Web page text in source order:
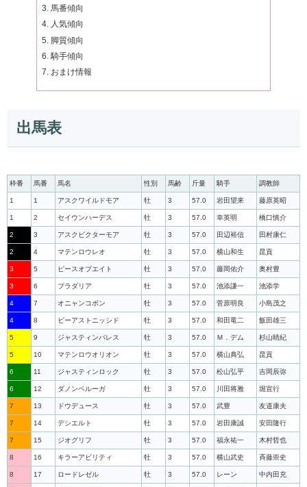
馬番傾向
人気傾向
脚質傾向
騎手傾向
おまけ情報
出馬表
枠番 馬番 馬名 性別 馬齢 斤量 騎手 調教師
1 1 アスクワイルドモア 牡 3 57.0 岩田望来 藤原英昭
1 2 セイウンハーデス 牡 3 57.0 幸英明 橋口慎介
2 3 アスクビクターモア 牡 3 57.0 田辺裕信 田村康仁
2 4 マテンロウレオ 牡 3 57.0 横山和生 昆貢
3 5 ピースオブエイト 牡 3 57.0 藤岡佑介 奥村豊
3 6 プラダリア 牡 3 57.0 池添謙一 池添学
4 7 オニャンコポン 牡 3 57.0 菅原明良 小島茂之
4 8 ビーアストニッシド 牡 3 57.0 和田竜二 飯田雄三
5 9 ジャスティンパレス 牡 3 57.0 Ｍ．デム 杉山晴紀
5 10 マテンロウオリオン 牡 3 57.0 横山典弘 昆貢
6 11 ジャスティンロック 牡 3 57.0 松山弘平 吉岡辰弥
6 12 ダノンベルーガ 牡 3 57.0 川田将雅 堀宣行
7 13 ドウデュース 牡 3 57.0 武豊 友道康夫
7 14 デシエルト 牡 3 57.0 岩田康誠 安田隆行
7 15 ジオグリフ 牡 3 57.0 福永祐一 木村哲也
8 16 キラーアビリティ 牡 3 57.0 横山武史 斉藤崇史
8 17 ロードレゼル 牡 3 57.0 レーン 中内田充